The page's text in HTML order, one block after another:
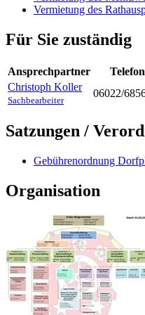
Vermietung des
Für Sie zuständig
Ansprechpartner Telefon
Christoph Koller
Sachbearbeiter
06022/
Satzungen /
Gebührenordnung
Organisation